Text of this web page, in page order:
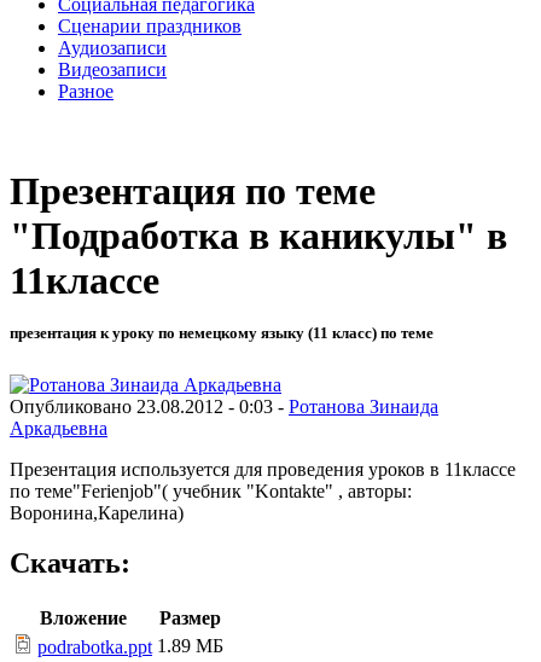
Сценарии праздников
Аудиозаписи
Видеозаписи
Разное
Презентация по теме
"Подработка в каникулы" в
11классе
презентация к уроку по немецкому языку (11 класс) по теме
Опубликовано 23.08.2012 - 0:03 - Ротанова Зинаида
Аркадьевна
Презентация используется для проведения уроков в 11классе
по теме"Ferienjob"( учебник "Kontakte" , авторы:
Воронина,Карелина)
Скачать:
Вложение
Размер
podrabotka.ppt 1.89 МБ